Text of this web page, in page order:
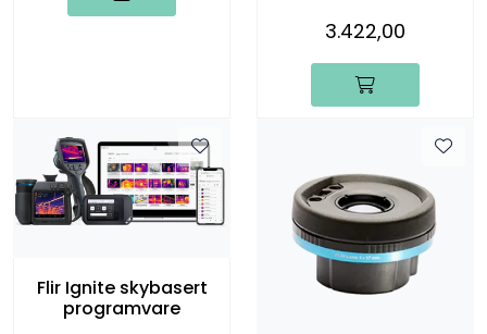
3.422,00
Flir Ignite skybasert
programvare